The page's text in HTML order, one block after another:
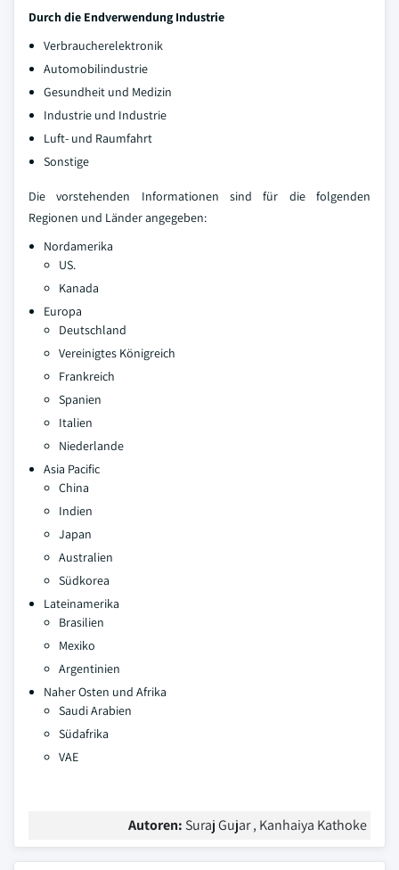
Durch die Endverwendung Industrie
Verbraucherelektronik
Automobilindustrie
Gesundheit und Medizin
Industrie und Industrie
Luft- und Raumfahrt
Sonstige
Die vorstehenden Informationen sind für die folgenden
Regionen und Länder angegeben:
Nordamerika
US.
Kanada
Europa
Deutschland
Vereinigtes Königreich
Frankreich
Spanien
Italien
Niederlande
Asia Pacific
China
Indien
Japan
Australien
Südkorea
Lateinamerika
Brasilien
Mexiko
Argentinien
Naher Osten und Afrika
Saudi Arabien
Südafrika
VAE
Autoren: Suraj Gujar , Kanhaiya Kathoke